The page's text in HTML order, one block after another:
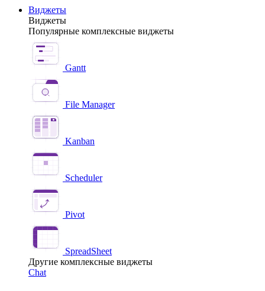
Виджеты
Виджеты
Популярные комплексные виджеты
Gantt
File Manager
Kanban
Scheduler
Pivot
SpreadSheet
Другие комплексные виджеты
Chat